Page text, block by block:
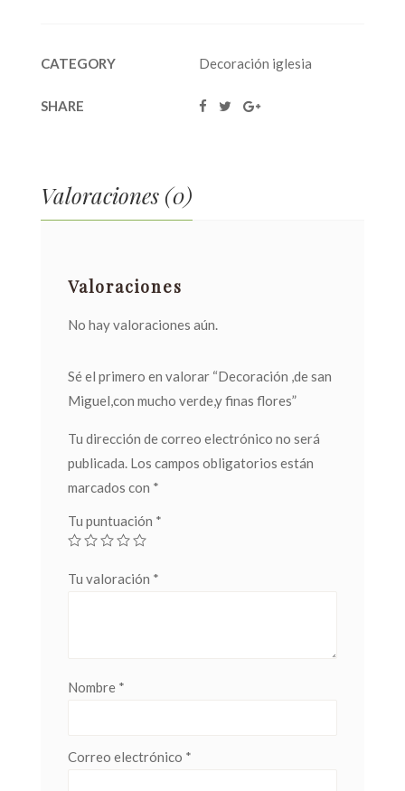
CATEGORY Decoración iglesia
SHARE
Valoraciones (0)
Valoraciones
No hay valoraciones aún.
Sé el primero en valorar “Decoración ,de san
Miguel,con mucho verde,y finas flores”
Tu dirección de correo electrónico no será
publicada. Los campos obligatorios están
marcados con *
Tu puntuación *
Tu valoración *
Nombre *
Correo electrónico *